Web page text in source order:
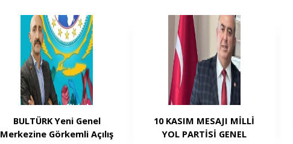
BULTÜRK Yeni Genel
Merkezine Görkemli Açılış
10 KASIM MESAJI MİLLİ
YOL PARTİSİ GENEL